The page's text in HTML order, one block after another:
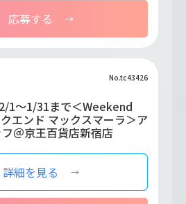
応募する
No.tc43426
1～1/31まで＜Weekend
エンド マックスマーラ＞ア
＠京王百貨店新宿店
詳細を見る